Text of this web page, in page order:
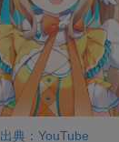
出典：YouTube